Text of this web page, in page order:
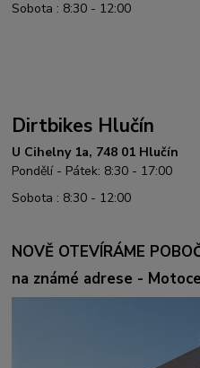
Sobota : 8:30 - 12:00
Dirtbikes Hlučín
U Cihelny 1a, 748 01 Hlučín
Pondělí - Pátek: 8:30 - 17:00
Sobota : 8:30 - 12:00
NOVĚ OTEVÍRÁME
na známé adrese -